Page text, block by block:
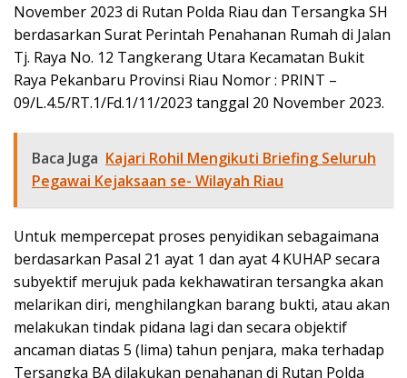
November 2023 di Rutan Polda Riau dan Tersangka SH
berdasarkan Surat Perintah Penahanan Rumah di Jalan
Tj. Raya No. 12 Tangkerang Utara Kecamatan Bukit
Raya Pekanbaru Provinsi Riau Nomor : PRINT –
09/L.4.5/RT.1/Fd.1/11/2023 tanggal 20 November 2023.
Baca Juga Kajari Rohil Mengikuti Briefing Seluruh
Pegawai Kejaksaan se- Wilayah Riau
Untuk mempercepat proses penyidikan sebagaimana
berdasarkan Pasal 21 ayat 1 dan ayat 4 KUHAP secara
subyektif merujuk pada kekhawatiran tersangka akan
melarikan diri, menghilangkan barang bukti, atau akan
melakukan tindak pidana lagi dan secara objektif
ancaman diatas 5 (lima) tahun penjara, maka terhadap
Tersangka BA dilakukan penahanan di Rutan Polda